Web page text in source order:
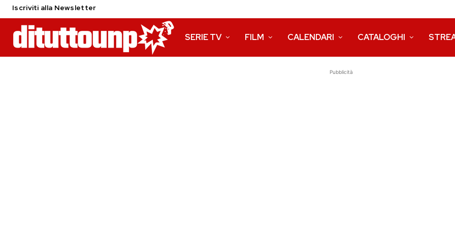
Iscriviti alla Newsletter
SERIE TV FILM CALENDARI CATALOGHI
Pubblicità